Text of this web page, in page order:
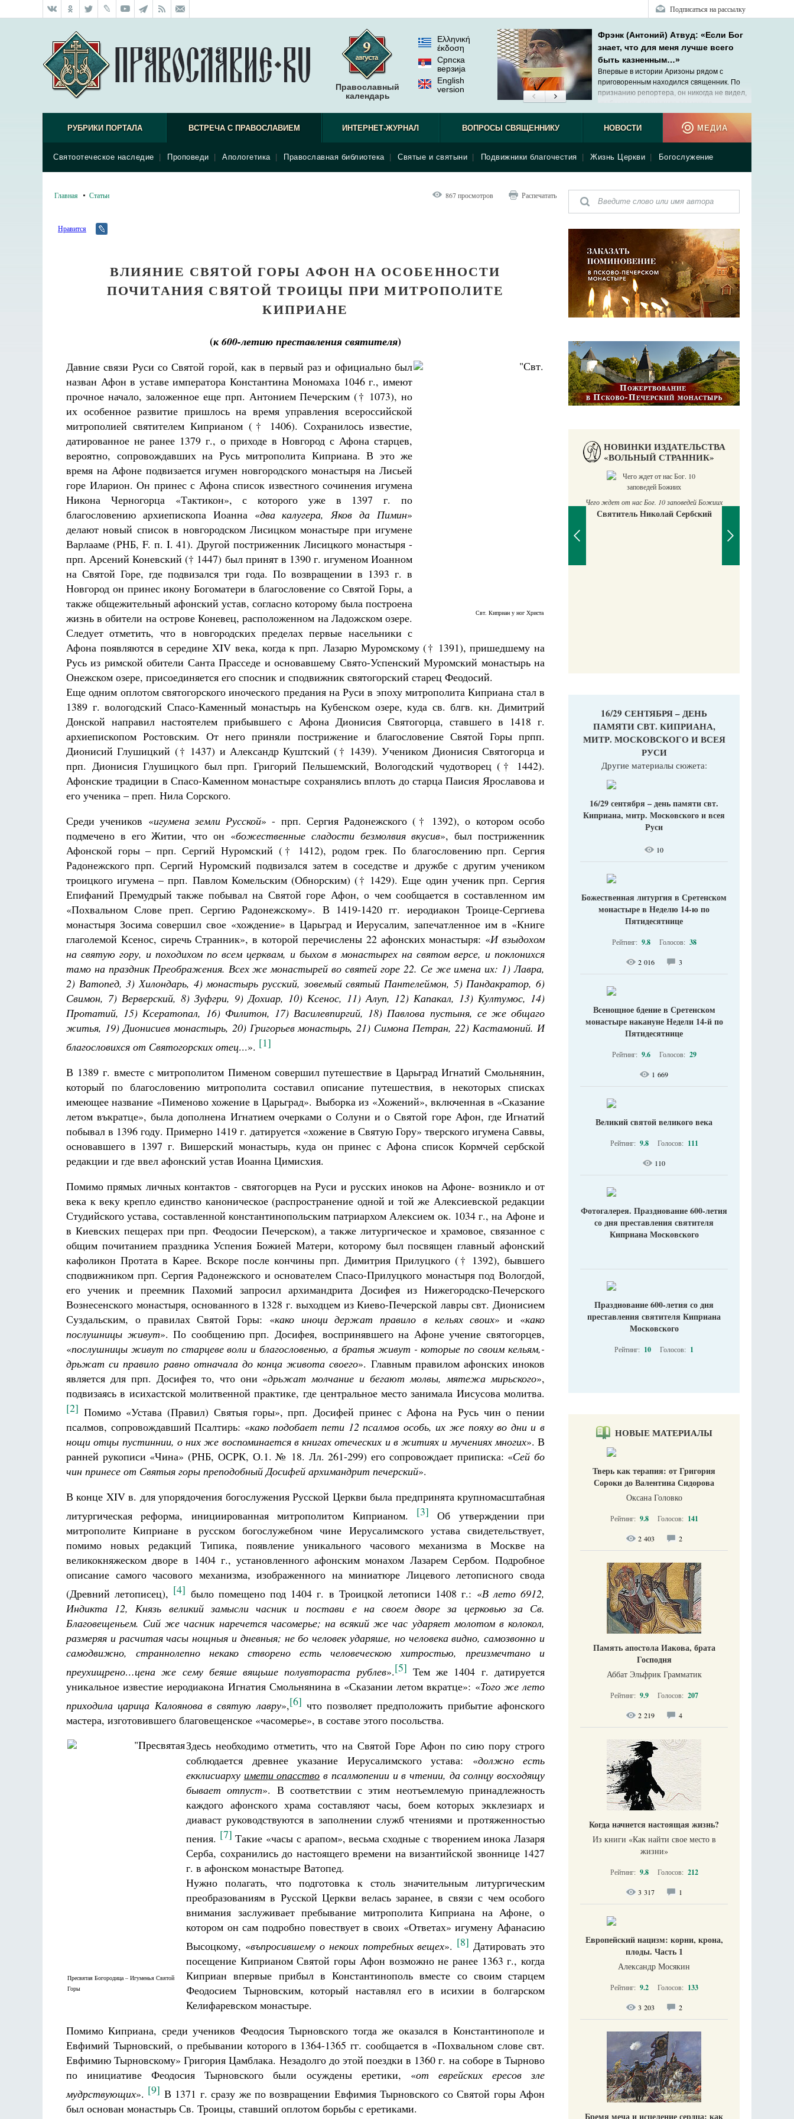
Подписаться на рассылку
Православный
календарь
Ελληνική
έκδοση
Српска
верзиjа
English
version
Фрэнк (Антоний) Атвуд: «Если Бог
знает, что для меня лучше всего
быть казненным…»
Впервые в истории Аризоны рядом с
приговоренным находился священник. По
признанию репортера, он никогда не видел,
РУБРИКИ ПОРТАЛА ВСТРЕЧА С ПРАВОСЛАВИЕМ
Святоотеческое наследие Проповеди Апологетика Православная библиотека Святые и святыни Подвижники благочестия Жизнь Церкви Богослужение
ИНТЕРНЕТ-ЖУРНАЛ ВОПРОСЫ СВЯЩЕННИКУ НОВОСТИ МЕДИА
Главная Статьи 867 просмотров Распечатать
Нравится
ВЛИЯНИЕ СВЯТОЙ ГОРЫ АФОН НА ОСОБЕННОСТИ
ПОЧИТАНИЯ СВЯТОЙ ТРОИЦЫ ПРИ МИТРОПОЛИТЕ
КИПРИАНЕ
(к 600-летию преставления святителя)
Свт. Киприан у ног Христа
Давние связи Руси со Святой горой, как в первый раз и официально был
назван Афон в уставе императора Константина Мономаха 1046 г., имеют
прочное начало, заложенное еще прп. Антонием Печерским († 1073), но
их особенное развитие пришлось на время управления всероссийской
митрополией святителем Киприаном († 1406). Сохранилось известие,
датированное не ранее 1379 г., о приходе в Новгород с Афона старцев,
вероятно, сопровождавших на Русь митрополита Киприана. В это же
время на Афоне подвизается игумен новгородского монастыря на Лисьей
горе Иларион. Он принес с Афона список известного сочинения игумена
Никона Черногорца «Тактикон», с которого уже в 1397 г. по
благословению архиепископа Иоанна «два калугера, Яков да Пимин»
делают новый список в новгородском Лисицком монастыре при игумене
Варлааме (РНБ, F. п. I. 41). Другой постриженник Лисицкого монастыря -
прп. Арсений Коневский († 1447) был принят в 1390 г. игуменом Иоанном
на Святой Горе, где подвизался три года. По возвращении в 1393 г. в
Новгород он принес икону Богоматери в благословение со Святой Горы, а
также общежительный афонский устав, согласно которому была построена
жизнь в обители на острове Коневец, расположенном на Ладожском озере.
Следует отметить, что в новгородских пределах первые насельники с
Афона появляются в середине XIV века, когда к прп. Лазарю Муромскому († 1391), пришедшему на
Русь из римской обители Санта Прасседе и основавшему Свято-Успенский Муромский монастырь на
Онежском озере, присоединяется его спосник и сподвижник святогорский старец Феодосий.
Еще одним оплотом святогорского иноческого предания на Руси в эпоху митрополита Киприана стал в
1389 г. вологодский Спасо-Каменный монастырь на Кубенском озере, куда св. блгв. кн. Димитрий
Донской направил настоятелем прибывшего с Афона Дионисия Святогорца, ставшего в 1418 г.
архиепископом Ростовским. От него приняли пострижение и благословение Святой Горы прпп.
Дионисий Глушицкий († 1437) и Александр Куштский († 1439). Учеником Дионисия Святогорца и
прп. Дионисия Глушицкого был прп. Григорий Пельшемский, Вологодский чудотворец († 1442).
Афонские традиции в Спасо-Каменном монастыре сохранялись вплоть до старца Паисия Ярославова и
его ученика – преп. Нила Сорского.
Среди учеников «игумена земли Русской» - прп. Сергия Радонежского († 1392), о котором особо
подмечено в его Житии, что он «божественные сладости безмолвия вкусив», был постриженник
Афонской горы – прп. Сергий Нуромский († 1412), родом грек. По благословению прп. Сергия
Радонежского прп. Сергий Нуромский подвизался затем в соседстве и дружбе с другим учеником
троицкого игумена – прп. Павлом Комельским (Обнорским) († 1429). Еще один ученик прп. Сергия
Епифаний Премудрый также побывал на Святой горе Афон, о чем сообщается в составленном им
«Похвальном Слове преп. Сергию Радонежскому». В 1419-1420 гг. иеродиакон Троице-Сергиева
монастыря Зосима совершил свое «хождение» в Царьград и Иерусалим, запечатленное им в «Книге
глаголемой Ксенос, сиречь Странник», в которой перечислены 22 афонских монастыря: «И взыдохом
на святую гору, и походихом по всем церквам, и быхом в монастырех на святом версе, и поклонихся
тамо на праздник Преображения. Всех же монастырей во святей горе 22. Се же имена их: 1) Лавра,
2) Ватопед, 3) Хилондарь, 4) монастырь русский, зовемый святый Пантелеймон, 5) Пандакратор, 6)
Свимон, 7) Верверский, 8) Зуфгри, 9) Дохиар, 10) Ксенос, 11) Алуп, 12) Капакал, 13) Култумос, 14)
Протатий, 15) Ксератопал, 16) Филитон, 17) Василевпиргий, 18) Павлова пустыня, се же общаго
житья, 19) Дионисиев монастырь, 20) Григорьев монастырь, 21) Симона Петран, 22) Кастамоний. И
благословихся от Святогорских отец...». [1]
В 1389 г. вместе с митрополитом Пименом совершил путешествие в Царьград Игнатий Смольнянин,
который по благословению митрополита составил описание путешествия, в некоторых списках
имеющее название «Пименово хожение в Царьград». Выборка из «Хожений», включенная в «Сказание
летом въкратце», была дополнена Игнатием очерками о Солуни и о Святой горе Афон, где Игнатий
побывал в 1396 году. Примерно 1419 г. датируется «хожение в Святую Гору» тверского игумена Саввы,
основавшего в 1397 г. Вишерский монастырь, куда он принес с Афона список Кормчей сербской
редакции и где ввел афонский устав Иоанна Цимисхия.
Помимо прямых личных контактов - святогорцев на Руси и русских иноков на Афоне- возникло и от
века к веку крепло единство каноническое (распространение одной и той же Алексиевской редакции
Студийского устава, составленной константинопольским патриархом Алексием ок. 1034 г., на Афоне и
в Киевских пещерах при прп. Феодосии Печерском), а также литургическое и храмовое, связанное с
общим почитанием праздника Успения Божией Матери, которому был посвящен главный афонский
кафоликон Протата в Карее. Вскоре после кончины прп. Димитрия Прилуцкого († 1392), бывшего
сподвижником прп. Сергия Радонежского и основателем Спасо-Прилуцкого монастыря под Вологдой,
его ученик и преемник Пахомий запросил архимандрита Досифея из Нижегородско-Печерского
Вознесенского монастыря, основанного в 1328 г. выходцем из Киево-Печерской лавры свт. Дионисием
Суздальским, о правилах Святой Горы: «како иноци держат правило в кельях своих» и «како
послушницы живут». По сообщению прп. Досифея, воспринявшего на Афоне учение святогорцев,
«послушницы живут по старцеве воли и благословенью, а братья живут - которые по своим кельям,-
дрьжат си правило равно отначала до конца живота своего». Главным правилом афонских иноков
является для прп. Досифея то, что они «дрьжат молчание и бегают молвы, мятежа мирьского»,
подвизаясь в исихастской молитвенной практике, где центральное место занимала Иисусова молитва.
[2] Помимо «Устава (Правил) Святыя горы», прп. Досифей принес с Афона на Русь чин о пении
псалмов, сопровождавший Псалтирь: «како подобает пети 12 псалмов особь, их же пояху во дни и в
нощи отцы пустиннии, о них же воспоминается в книгах отеческих и в житиях и мучениях многих». В
ранней рукописи «Чина» (РНБ, ОСРК, О.1. № 18. Лл. 261-299) его сопровождает приписка: «Сей бо
чин принесе от Святыя горы преподобный Досифей архимандрит печерский».
В конце XIV в. для упорядочения богослужения Русской Церкви была предпринята крупномасштабная
литургическая реформа, инициированная митрополитом Киприаном. [3] Об утверждении при
митрополите Киприане в русском богослужебном чине Иерусалимского устава свидетельствует,
помимо новых редакций Типика, появление уникального часового механизма в Москве на
великокняжеском дворе в 1404 г., установленного афонским монахом Лазарем Сербом. Подробное
описание самого часового механизма, изображенного на миниатюре Лицевого летописного свода
(Древний летописец), [4] было помещено под 1404 г. в Троицкой летописи 1408 г.: «В лето 6912,
Индикта 12, Князь великий замысли часник и постави е на своем дворе за церковью за Св.
Благовещеньем. Сий же часник наречется часомерье; на всякий же час ударяет молотом в колокол,
размеряя и расчитая часы нощныя и дневныя; не бо человек ударяше, но человека видно, самозвонно и
самодвижно, страннолепно некако створено есть человеческою хитростью, преизмечтано и
преухищрено…цена же сему беяше вящьше полувтораста рублев».[5] Тем же 1404 г. датируется
уникальное известие иеродиакона Игнатия Смольнянина в «Сказании летом вкратце»: «Того же лето
приходила царица Калоянова в святую лавру»,[6] что позволяет предположить прибытие афонского
мастера, изготовившего благовещенское «часомерье», в составе этого посольства.
Пресвятая Богородица – Игуменья Святой
Горы
Здесь необходимо отметить, что на Святой Горе Афон по сию пору строго
соблюдается древнее указание Иерусалимского устава: «должно есть
екклисиарху имети опасство в псалмопении и в чтении, да солнцу восходящу
бывает отпуст». В соответствии с этим неотъемлемую принадлежность
каждого афонского храма составляют часы, боем которых экклезиарх и
диаваст руководствуются в заполнении служб чтениями и протяженностью
пения. [7] Такие «часы с арапом», весьма сходные с творением инока Лазаря
Серба, сохранились до настоящего времени на византийской звоннице 1427
г. в афонском монастыре Ватопед.
Нужно полагать, что подготовка к столь значительным литургическим
преобразованиям в Русской Церкви велась заранее, в связи с чем особого
внимания заслуживает пребывание митрополита Киприана на Афоне, о
котором он сам подробно повествует в своих «Ответах» игумену Афанасию
Высоцкому, «въпросившему о некоих потребных вещех». [8] Датировать это
посещение Киприаном Святой горы Афон возможно не ранее 1363 г., когда
Киприан впервые прибыл в Константинополь вместе со своим старцем
Феодосием Тырновским, который наставлял его в исихии в болгарском
Келифаревском монастыре.
Помимо Киприана, среди учеников Феодосия Тырновского тогда же оказался в Константинополе и
Евфимий Тырновский, о пребывании которого в 1364-1365 гг. сообщается в «Похвальном слове свт.
Евфимию Тырновскому» Григория Цамблака. Незадолго до этой поездки в 1360 г. на соборе в Тырново
по инициативе Феодосия Тырновского были осуждены еретики, «от еврейских ересов зле
мудрствующих». [9] В 1371 г. сразу же по возвращении Евфимия Тырновского со Святой горы Афон
был основан монастырь Св. Троицы, ставший оплотом борьбы с еретиками.
НОВИНКИ ИЗДАТЕЛЬСТВА
«ВОЛЬНЫЙ СТРАННИК»
Разлуки не будет
Фредерика де Грааф Как найти своё место в жизни
Кирилл Мурышев
Великомученик Георгий Победоносец. Научись у
святого
Роман Котов
Чего ждет от нас Бог. 10 заповедей Божиих
Святитель Николай Сербский
16/29 СЕНТЯБРЯ – ДЕНЬ
ПАМЯТИ СВТ. КИПРИАНА,
МИТР. МОСКОВСКОГО И ВСЕЯ
РУСИ
Другие материалы сюжета:
16/29 сентября – день памяти свт.
Киприана, митр. Московского и всея
Руси
10
Божественная литургия в Сретенском
монастыре в Неделю 14-ю по
Пятидесятнице
Рейтинг: 9.8 Голосов: 38
2 016 3
Всенощное бдение в Сретенском
монастыре накануне Недели 14-й по
Пятидесятнице
Рейтинг: 9.6 Голосов: 29
1 669
Великий святой великого века
Рейтинг: 9.8 Голосов: 111
110
Фотогалерея. Празднование 600-летия
со дня преставления святителя
Киприана Московского
Празднование 600-летия со дня
преставления святителя Киприана
Московского
Рейтинг: 10 Голосов: 1
НОВЫЕ МАТЕРИАЛЫ
Тверь как терапия: от Григория
Сороки до Валентина Сидорова
Оксана Головко
Рейтинг: 9.8 Голосов: 141
2 403 2
Память апостола Иакова, брата
Господня
Аббат Эльфрик Грамматик
Рейтинг: 9.9 Голосов: 207
2 219 4
Когда начнется настоящая жизнь?
Из книги «Как найти свое место в
жизни​»
Рейтинг: 9.8 Голосов: 212
3 317 1
Европейский нацизм: корни, крона,
плоды. Часть 1
Александр Мосякин
Рейтинг: 9.2 Голосов: 133
3 203 2
Бремя меча и исцеление сердца: как